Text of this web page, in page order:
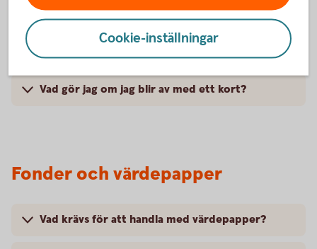
Var ser jag uppgifter om Betalkort Företag?
Var ser jag transaktioner för Betalkort Företag?
Vad gör jag om jag blir av med ett kort?
Fonder och värdepapper
Vad krävs för att handla med värdepapper?
Cookie-inställningar